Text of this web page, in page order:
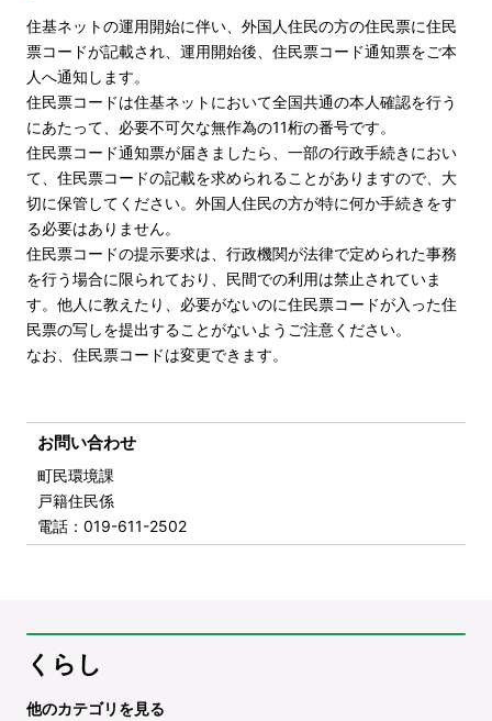
住基ネットの運用開始に伴い、外国人住民の方の住民票に住民
票コードが記載され、運用開始後、住民票コード通知票をご本
人へ通知します。
住民票コードは住基ネットにおいて全国共通の本人確認を行う
にあたって、必要不可欠な無作為の11桁の番号です。
住民票コード通知票が届きましたら、一部の行政手続きにおい
て、住民票コードの記載を求められることがありますので、大
切に保管してください。外国人住民の方が特に何か手続きをす
る必要はありません。
住民票コードの提示要求は、行政機関が法律で定められた事務
を行う場合に限られており、民間での利用は禁止されていま
す。他人に教えたり、必要がないのに住民票コードが入った住
民票の写しを提出することがないようご注意ください。
なお、住民票コードは変更できます。
お問い合わせ
町民環境課
戸籍住民係
電話 ：019-611-2502
くらし
他のカテゴリを見る